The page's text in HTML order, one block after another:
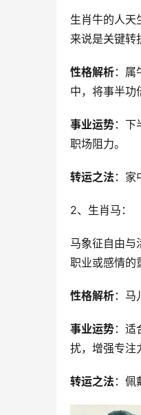
生肖牛的人天
来说是关键转
性格解析：属
中，将事半功
事业运势：下
职场阻力。
转运之法 ：家
2、生肖马：
马象征自由
职业或感情的
性格解析：马
事业运势：适
扰，增强专注
转运之法 ：佩